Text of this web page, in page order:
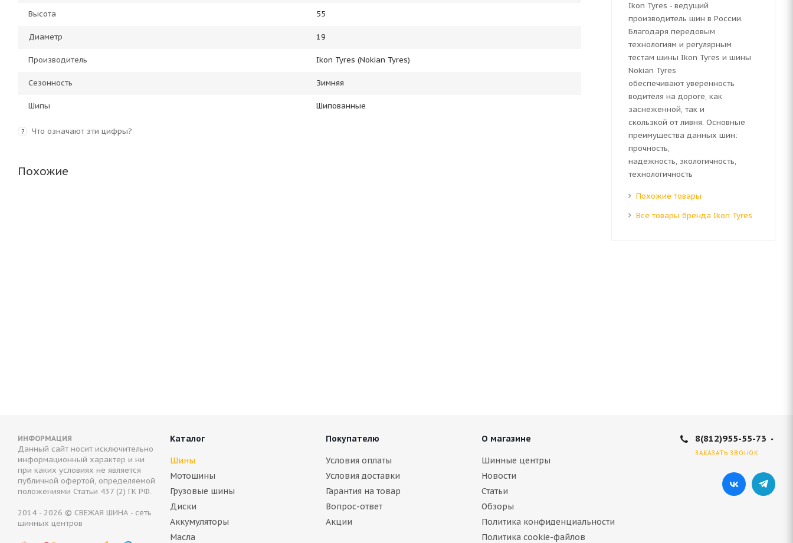
Высота 55
Диаметр 19
Производитель Ikon Tyres (Nokian Tyres)
Сезонность Зимняя
Шипы Шипованные
? Что означают эти цифры?
Похожие
Continental IceContact 2 SUV 265/55 R19 113T
Ikon Tyres - ведущий
производитель шин в России.
Благодаря передовым
технологиям и регулярным
тестам шины Ikon Tyres и шины
Nokian Tyres
обеспечивают уверенность
водителя на дороге, как
заснеженной, так и
скользкой от ливня. Основные
преимущества данных шин:
прочность,
надежность, экологичность,
технологичность
Похожие товары
Все товары бренда Ikon Tyres
ИНФОРМАЦИЯ
Данный сайт носит исключительно
информационный характер и ни
при каких условиях не является
публичной офертой, определяемой
положениями Статьи 437 (2) ГК РФ.
2014 - 2026 © СВЕЖАЯ ШИНА - сеть
шинных центров
Каталог
Шины
Мотошины
Грузовые шины
Диски
Аккумуляторы
Масла
Покупателю
Условия оплаты
Условия доставки
Гарантия на товар
Вопрос-ответ
Акции
О магазине
Шинные центры
Новости
Статьи
Обзоры
Политика конфиденциальности
Политика cookie-файлов
8(812)955-55-73
ЗАКАЗАТЬ ЗВОНОК